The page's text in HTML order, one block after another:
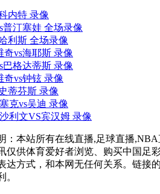
内特 录像
汀塞娃 全场录像
利斯 全场录像
奇vs海耶斯 录像
巴格达蒂斯 录像
奇vs钟铉 录像
蒂芬斯 录像
克vs吴迪 录像
利文VS宾汉姆 录像
：本站所有在线直播,足球直播
仅供体育爱好者浏览、购买中国足
达方式，和本网无任何关系。链接
。